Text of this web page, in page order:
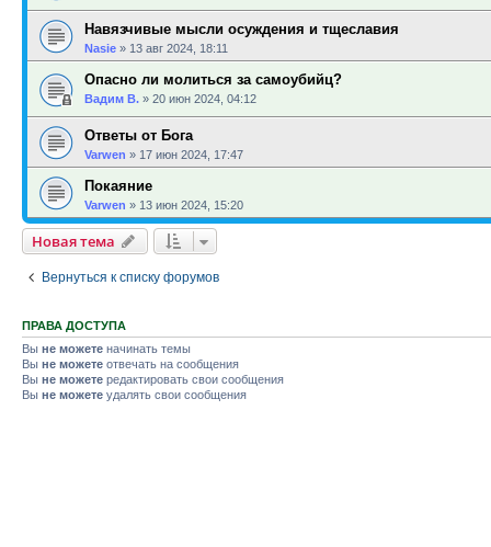
Навязчивые мысли осуждения и тщеславия
Nasie » 13 авг 2024, 18:11
Опасно ли молиться за самоубийц?
Вадим В. » 20 июн 2024, 04:12
Ответы от Бога
Varwen » 17 июн 2024, 17:47
Покаяние
Varwen » 13 июн 2024, 15:20
Новая тема
Вернуться к списку форумов
ПРАВА ДОСТУПА
Вы не можете начинать темы
Вы не можете отвечать на сообщения
Вы не можете редактировать свои сообщения
Вы не можете удалять свои сообщения